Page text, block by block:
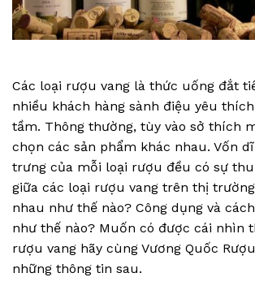
Các loại rượu vang là thức uống đắt
nhiều khách hàng sành điệu yêu
tầm. Thông thường, tùy vào sở thích
chọn các sản phẩm khác nhau. Vốn
trưng của mỗi loại rượu đều có sự
giữa các loại rượu vang trên thị
nhau như thế nào? Công dụng và
như thế nào? Muốn có được cái nhìn
rượu vang hãy cùng Vương Quốc
những thông tin sau.